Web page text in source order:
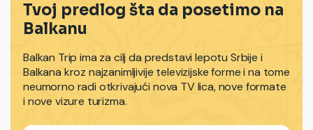
Tvoj predlog šta da posetimo na
Balkanu
Balkan Trip ima za cilj da predstavi lepotu Srbije i
Balkana kroz najzanimljivije televizijske forme i na tome
neumorno radi otkrivajući nova TV lica, nove formate
i nove vizure turizma.